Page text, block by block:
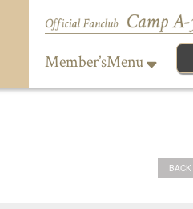
Member’sMenu
BACK